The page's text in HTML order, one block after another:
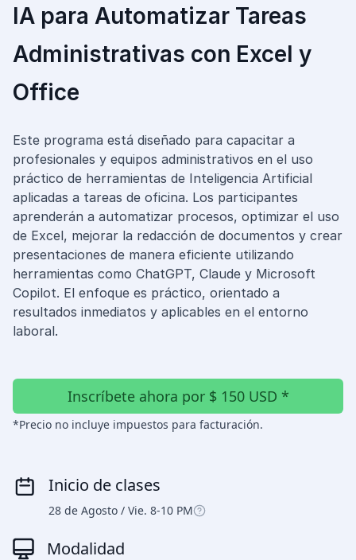
Diseño e Ingeniería
Gestión Industrial
Ingeniería de Procesos
Ingeniería Civil
IA para Automatizar Tareas
Administrativas con Excel y
Office
Este programa está diseñado para capacitar a
profesionales y equipos administrativos en el uso
práctico de herramientas de Inteligencia Artificial
aplicadas a tareas de oficina. Los participantes
aprenderán a automatizar procesos, optimizar el uso
de Excel, mejorar la redacción de documentos y crear
presentaciones de manera eficiente utilizando
herramientas como ChatGPT, Claude y Microsoft
Copilot. El enfoque es práctico, orientado a
resultados inmediatos y aplicables en el entorno
laboral.
Inscríbete ahora por $ 150 USD *
*Precio no incluye impuestos para facturación.
Inicio de clases
28 de Agosto / Vie. 8-10 PM
Modalidad